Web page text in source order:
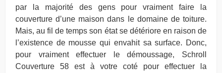
par la majorité des gens pour vraiment faire la
couverture d’une maison dans le domaine de toiture.
Mais, au fil de temps son état se détériore en raison de
l’existence de mousse qui envahit sa surface. Donc,
pour vraiment effectuer le démoussage, Schroll
Couverture 58 est à votre coté pour effectuer la